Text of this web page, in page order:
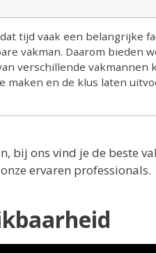
tijd vaak een belangrijke
vakman. Daarom bieden
verschillende vakmannen
maken en de klus laten
bij ons vind je de beste
ervaren professionals.